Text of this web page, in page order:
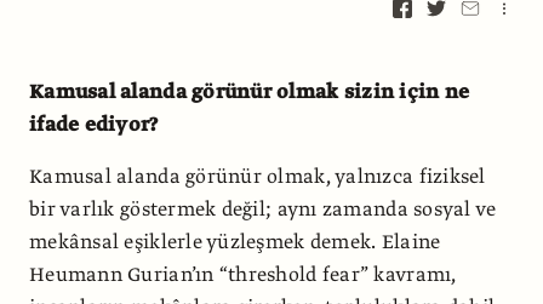
Kamusal alanda görünür olmak sizin için ne
ifade ediyor?
Kamusal alanda görünür olmak, yalnızca fiziksel
bir varlık göstermek değil; aynı zamanda sosyal ve
mekânsal eşiklerle yüzleşmek demek. Elaine
Heumann Gurian’ın “threshold fear” kavramı,